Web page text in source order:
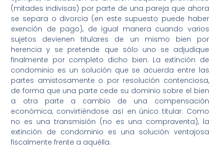
(mitades indivisas) por parte de una pareja que ahora
se separa o divorcia (en este supuesto puede haber
exención de pago), de igual manera cuando varios
sujetos devienen titulares de un mismo bien por
herencia y se pretende que sólo uno se adjudique
finalmente por completo dicho bien. La extinción de
condominio es un solución que se acuerda entre las
partes amistosamente o por resolución contenciosa,
de forma que una parte cede su dominio sobre el bien
a otra parte a cambio de una compensación
económica, convirtiéndose así en único titular. Como
no es una transmisión (no es una compraventa), la
extinción de condominio es una solución ventajosa
fiscalmente frente a aquélla.